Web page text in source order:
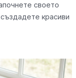
своето
красиви